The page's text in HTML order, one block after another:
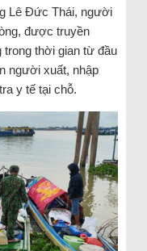
Lê Đức Thái, người
được truyền
trong thời gian từ đầu
người xuất, nhập
y tế tại chỗ.